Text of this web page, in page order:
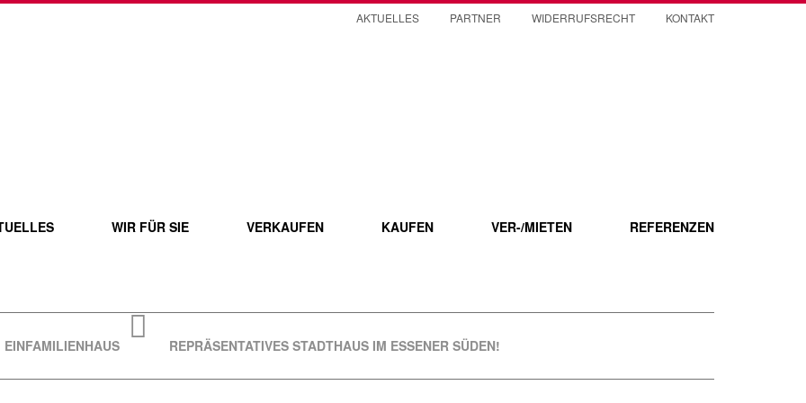
WIR FÜR SIE VERKAUFEN KAUFEN VER-/MIETEN REFERENZEN
AKTUELLES PARTNER WIDERRUFSRECHT KONTAKT
EINFAMILIENHAUS REPRÄSENTATIVES STADTHAUS IM ESSENER SÜDEN!